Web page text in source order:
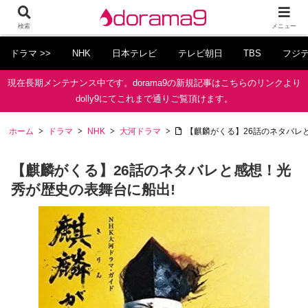
ドラマ >> NHK 日本テレビ テレビ朝日 TBS フジ
現在長期メンテナンス中です。dorama9の新規記事はこちらのリンクより
dolly9にてこれまで通りご覧頂けます。
ホーム ドラマ NHK 大河ドラマ 【麒麟がくる】26話のネタバ
【麒麟がくる】26話のネタバレと感想！光
秀が歴史の表舞台に船出!
検索 メニュー